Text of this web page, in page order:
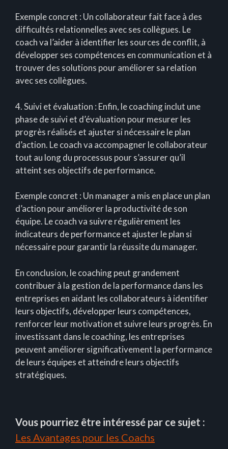
Exemple concret : Un collaborateur fait face à des
difficultés relationnelles avec ses collègues. Le
coach va l’aider à identifier les sources de conflit, à
développer ses compétences en communication et à
trouver des solutions pour améliorer sa relation
avec ses collègues.
4. Suivi et évaluation : Enfin, le coaching inclut une
phase de suivi et d’évaluation pour mesurer les
progrès réalisés et ajuster si nécessaire le plan
d’action. Le coach va accompagner le collaborateur
tout au long du processus pour s’assurer qu’il
atteint ses objectifs de performance.
Exemple concret : Un manager a mis en place un plan
d’action pour améliorer la productivité de son
équipe. Le coach va suivre régulièrement les
indicateurs de performance et ajuster le plan si
nécessaire pour garantir la réussite du manager.
En conclusion, le coaching peut grandement
contribuer à la gestion de la performance dans les
entreprises en aidant les collaborateurs à identifier
leurs objectifs, développer leurs compétences,
renforcer leur motivation et suivre leurs progrès. En
investissant dans le coaching, les entreprises
peuvent améliorer significativement la performance
de leurs équipes et atteindre leurs objectifs
stratégiques.
Vous pourriez être intéressé par ce sujet :
Les Avantages pour les Coachs